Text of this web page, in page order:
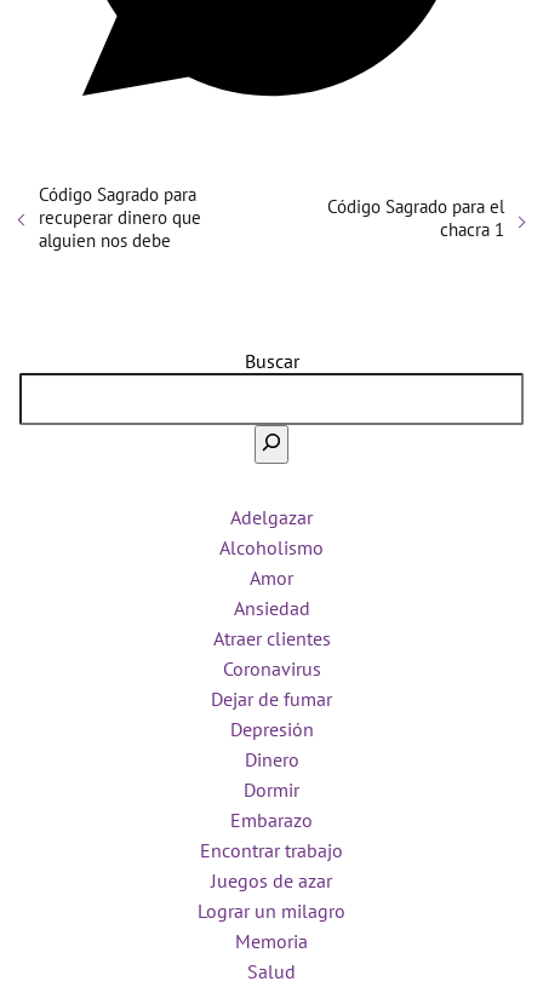
Código Sagrado para
recuperar dinero que
alguien nos debe
Código Sagrado para el
chacra 1
Buscar
Adelgazar
Alcoholismo
Amor
Ansiedad
Atraer clientes
Coronavirus
Dejar de fumar
Depresión
Dinero
Dormir
Embarazo
Encontrar trabajo
Juegos de azar
Lograr un milagro
Memoria
Salud